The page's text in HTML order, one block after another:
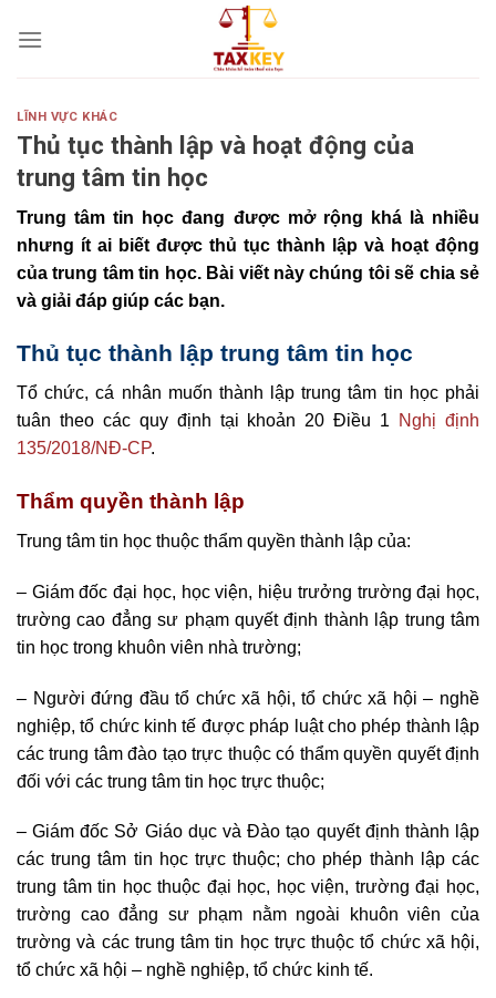
LĨNH VỰC KHÁC
Thủ tục thành lập và hoạt động của
trung tâm tin học
Trung tâm tin học đang được mở rộng khá là nhiều
nhưng ít ai biết được thủ tục thành lập và hoạt động
của trung tâm tin học. Bài viết này chúng tôi sẽ chia sẻ
và giải đáp giúp các bạn.
Thủ tục thành lập trung tâm tin học
Tổ chức, cá nhân muốn thành lập trung tâm tin học phải
tuân theo các quy định tại khoản 20 Điều 1
Nghị định
135/2018/NĐ-CP.
Thẩm quyền thành lập
Trung tâm tin học thuộc thẩm quyền thành lập của:
– Giám đốc đại học, học viện, hiệu trưởng trường đại học,
trường cao đẳng sư phạm quyết định thành lập trung tâm
tin học trong khuôn viên nhà trường;
– Người đứng đầu tổ chức xã hội, tổ chức xã hội – nghề
nghiệp, tổ chức kinh tế được pháp luật cho phép thành lập
các trung tâm đào tạo trực thuộc có thẩm quyền quyết định
đối với các trung tâm tin học trực thuộc;
– Giám đốc Sở Giáo dục và Đào tạo quyết định thành lập
các trung tâm tin học trực thuộc; cho phép thành lập các
trung tâm tin học thuộc đại học, học viện, trường đại học,
trường cao đẳng sư phạm nằm ngoài khuôn viên của
trường và các trung tâm tin học trực thuộc tổ chức xã hội,
tổ chức xã hội – nghề nghiệp, tổ chức kinh tế.